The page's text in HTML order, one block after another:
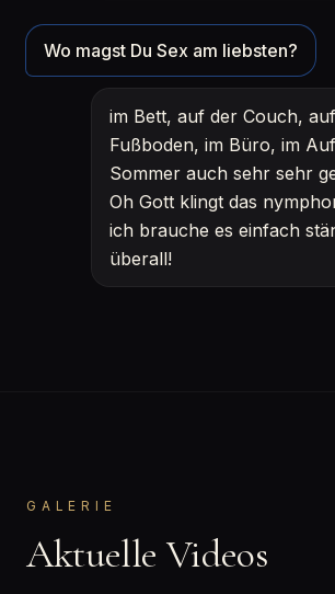
Wo magst Du Sex am liebsten?
im Bett, auf der Couch,
Fußboden, im Büro, im
Sommer auch sehr sehr
Oh Gott klingt das
ich brauche es einfach
überall!
GALERIE
Aktuelle Videos